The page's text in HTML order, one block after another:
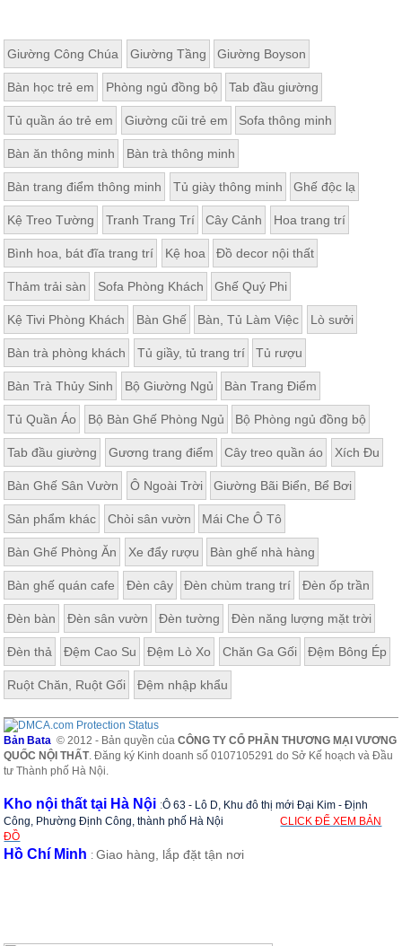
Giường Công Chúa Giường Tầng Giường Boyson
Bàn học trẻ em Phòng ngủ đồng bộ Tab đầu giường
Tủ quần áo trẻ em Giường cũi trẻ em Sofa thông minh
Bàn ăn thông minh Bàn trà thông minh
Bàn trang điểm thông minh Tủ giày thông minh Ghế độc lạ
Kệ Treo Tường Tranh Trang Trí Cây Cảnh Hoa trang trí
Bình hoa, bát đĩa trang trí Kệ hoa Đồ decor nội thất
Thảm trải sàn Sofa Phòng Khách Ghế Quý Phi
Kệ Tivi Phòng Khách Bàn Ghế Bàn, Tủ Làm Việc Lò sưởi
Bàn trà phòng khách Tủ giầy, tủ trang trí Tủ rượu
Bàn Trà Thủy Sinh Bộ Giường Ngủ Bàn Trang Điểm
Tủ Quần Áo Bộ Bàn Ghế Phòng Ngủ Bộ Phòng ngủ đồng bộ
Tab đầu giường Gương trang điểm Cây treo quần áo Xích Đu
Bàn Ghế Sân Vườn Ô Ngoài Trời Giường Bãi Biển, Bể Bơi
Sản phẩm khác Chòi sân vườn Mái Che Ô Tô
Bàn Ghế Phòng Ăn Xe đẩy rượu Bàn ghế nhà hàng
Bàn ghế quán cafe Đèn cây Đèn chùm trang trí Đèn ốp trần
Đèn bàn Đèn sân vườn Đèn tường Đèn năng lượng mặt trời
Đèn thả Đệm Cao Su Đệm Lò Xo Chăn Ga Gối Đệm Bông Ép
Ruột Chăn, Ruột Gối Đệm nhập khẩu
Bản Bata © 2012 - Bản quyền củaCÔNG TY CỔ PHẦN THƯƠNG MẠI VƯƠNG
QUỐC NỘI THẤT. Đăng ký Kinh doanh số 0107105291 do Sở Kế hoạch và Đầu
tư Thành phố Hà Nội.
Kho nội thất tại Hà Nội :Ô 63 - Lô D, Khu đô thị mới Đại Kim - Định
Công, Phường Định Công, thành phố Hà Nội
CLICK ĐỂ XEM BẢN
ĐỒ
Hồ Chí Minh :Giao hàng, lắp đặt tận nơi